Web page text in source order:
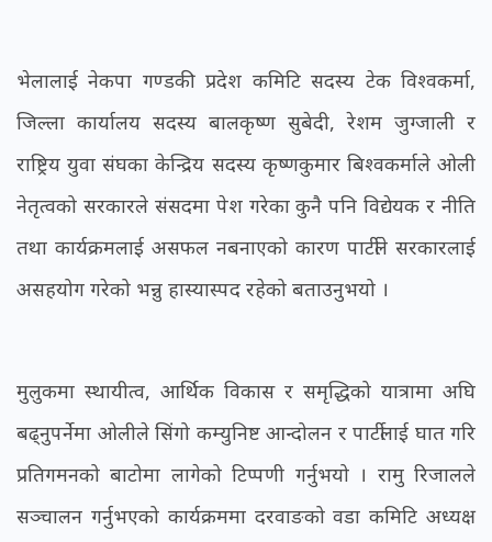
भेलालाई नेकपा गण्डकी प्रदेश कमिटि सदस्य टेक विश्वकर्मा,
जिल्ला कार्यालय सदस्य बालकृष्ण सुबेदी, रेशम जुग्जाली र
राष्ट्रिय युवा संघका केन्द्रिय सदस्य कृष्णकुमार बिश्वकर्माले ओली
नेतृत्वको सरकारले संसदमा पेश गरेका कुनै पनि विद्येयक र नीति
तथा कार्यक्रमलाई असफल नबनाएको कारण पार्टीले सरकारलाई
असहयोग गरेको भन्नु हास्यास्पद रहेको बताउनुभयो ।
मुलुकमा स्थायीत्व, आर्थिक विकास र समृद्धिको यात्रामा अघि
बढ्नुपर्नेमा ओलीले सिंगो कम्युनिष्ट आन्दोलन र पार्टीलाई घात गरि
प्रतिगमनको बाटोमा लागेको टिप्पणी गर्नुभयो । रामु रिजालले
सञ्चालन गर्नुभएको कार्यक्रममा दरवाङको वडा कमिटि अध्यक्ष